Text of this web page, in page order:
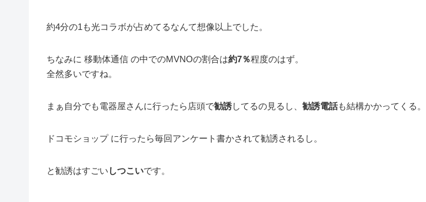
約4分の1も光コラボが占めてるなんて想像以上でした。
ちなみに 移動体通信 の中でのMVNOの割合は約7％程度のはず。
全然多いですね。
まぁ自分でも電器屋さんに行ったら店頭で勧誘してるの見るし、 勧誘電話も結構かかってくる。
ドコモショップ に行ったら毎回アンケート書かされて勧誘されるし。
と勧誘はすごい しつこいです。